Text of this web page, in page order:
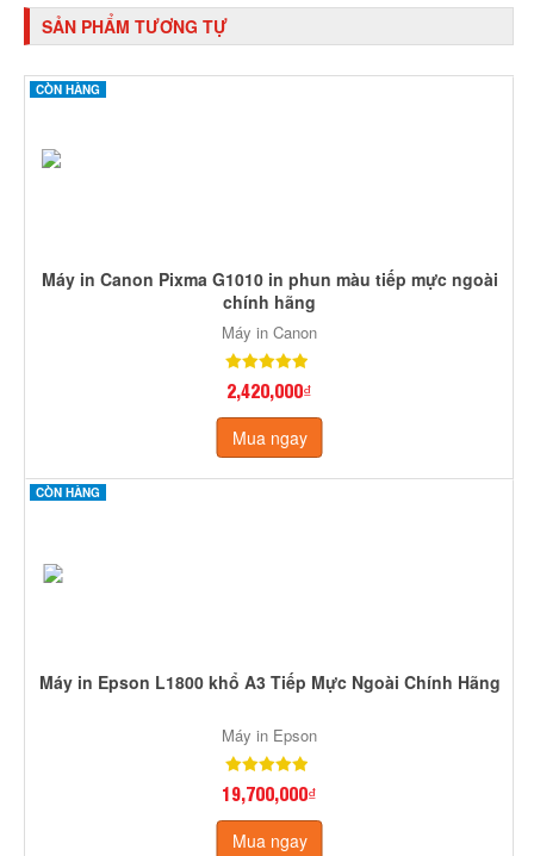
SẢN PHẨM TƯƠNG TỰ
CÒN HÀNG
Máy in Canon Pixma G1010 in phun màu tiếp mực ngoài
chính hãng
Máy in Canon
2,420,000₫
Mua ngay
CÒN HÀNG
Máy in Epson L1800 khổ A3 Tiếp Mực Ngoài Chính Hãng
Máy in Epson
19,700,000₫
Mua ngay